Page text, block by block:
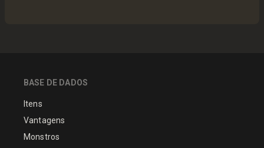
BASE DE DADOS
Itens
Vantagens
Monstros